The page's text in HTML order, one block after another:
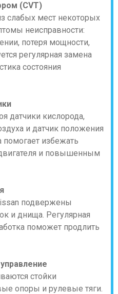
(CVT)
слабых мест некоторых
неисправности:
потеря мощности,
регулярная замена
состояния
датчики кислорода,
и датчик положения
помогает избежать
и повышенным
подвержены
и днища. Регулярная
поможет продлить
стойки
опоры и рулевые тяги.